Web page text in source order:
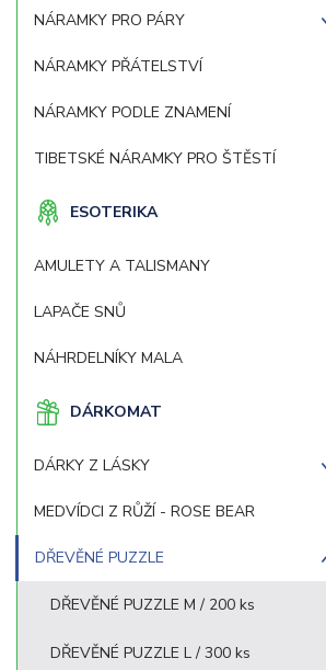
NÁRAMKY PRO PÁRY
NÁRAMKY PŘÁTELSTVÍ
NÁRAMKY PODLE ZNAMENÍ
TIBETSKÉ NÁRAMKY PRO ŠTĚSTÍ
ESOTERIKA
AMULETY A TALISMANY
LAPAČE SNŮ
NÁHRDELNÍKY MALA
DÁRKOMAT
DÁRKY Z LÁSKY
MEDVÍDCI Z RŮŽÍ - ROSE BEAR
DŘEVĚNÉ PUZZLE
DŘEVĚNÉ PUZZLE M / 200 ks
DŘEVĚNÉ PUZZLE L / 300 ks